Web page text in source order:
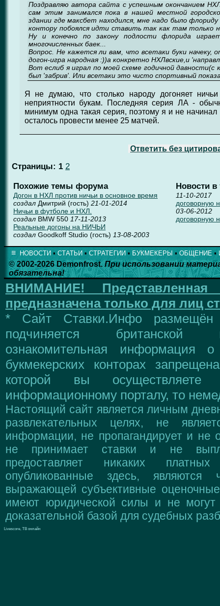
Поздравляю автора сайта с успешным окончанием
сам этим занимался пока в нашей местной
здании где максбет находился, мне надо было
контору побоялся идти ставить так как там только
Ну и конечно по закону подлости флорида
многочисленных баек...
Вопрос. Не кажется ли вам, что всетаки буки начеку,
догон-игра народная :))а конкретно НХЛвские,и
Вот еслиб я играл по моей схеме годичной давности(с
был 'забрив'. Или всетаки это чисто спортивный
Я не думаю, что столько народу догоняет
неприятности букам. Последняя серия ЛА -
минимум одна такая серия, поэтому я и не
осталось провести менее 25 матчей.
Ответить без
Страницы: 1 2
Похожие темы форума
Догон в НХЛ против ничьи в основное время
создал Дмитрий (гость) 21-01-2014
Ничьи в футболе и НХЛ.
создал BMW 550 17-11-2013
Реальные догоны на НИЧЬИ
создал Goodkoff Studio (гость) 13-08-2003
Новости в
11-10-2017
договорную
03-06-2012
договорную
≡ НОВОСТИ ▪ СТАТЬИ ▪ СТРАТЕГИИ ▪ БУКМЕКЕРЫ ▪ ОБЩЕНИЕ ▪
© 2002-2026 Demonfrost.При использовании
обязательна!
ВНИМАНИЕ!
предназначена только для лиц
* Сайт Ставки.Инфо размещён
подчиняется британской
ознакомительная информация
букмекерских конторах
которой вы
информационному порталу, то
Настоящий сайт является личным
развлекательных целях, не
информации, не пропагандирует и не
не принимает ставки и не
предоставляет никаких
опубликованные здесь, являются
выражающей субъективные
имеют юридической силы и не могут
доказательной базой для судебных
Livescore, ТВ онлайн